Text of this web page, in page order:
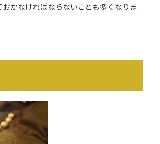
かなければならないことも多くなりま